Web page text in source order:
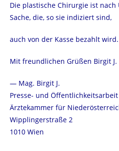
Die plastische Chirurgie ist
Sache, die, so sie indiziert sind,
auch von der Kasse bezahlt wird.
Mit freundlichen Grüßen Birgit J.
— Mag. Birgit J.
Presse- und Öffentlichkeitsarbeit
Ärztekammer für
Wipplingerstraße 2
1010 Wien